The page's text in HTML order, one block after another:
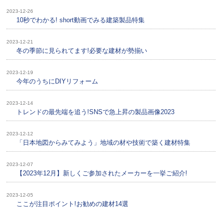
2023-12-26
10秒でわかる! short動画でみる建築製品特集
2023-12-21
冬の季節に見られてます!必要な建材が勢揃い
2023-12-19
今年のうちにDIYリフォーム
2023-12-14
トレンドの最先端を追う!SNSで急上昇の製品画像2023
2023-12-12
「日本地図からみてみよう」地域の材や技術で築く建材特集
2023-12-07
【2023年12月】新しくご参加されたメーカーを一挙ご紹介!
2023-12-05
ここが注目ポイント!お勧めの建材14選